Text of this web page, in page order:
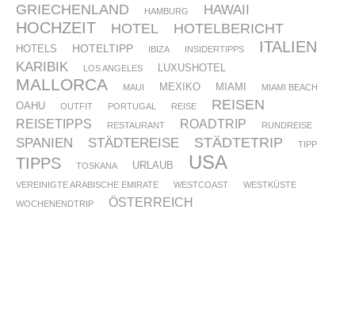
GRIECHENLAND HAMBURG HAWAII
HOCHZEIT HOTEL HOTELBERICHT
HOTELS HOTELTIPP IBIZA INSIDERTIPPS ITALIEN
KARIBIK LOS ANGELES LUXUSHOTEL
MALLORCA MAUI MEXIKO MIAMI MIAMI BEACH
OAHU OUTFIT PORTUGAL REISE REISEN
REISETIPPS RESTAURANT ROADTRIP RUNDREISE
SPANIEN STÄDTEREISE STÄDTETRIP TIPP
TIPPS TOSKANA URLAUB USA
VEREINIGTE ARABISCHE EMIRATE WESTCOAST
WESTKÜSTE
WOCHENENDTRIP
ÖSTERREICH